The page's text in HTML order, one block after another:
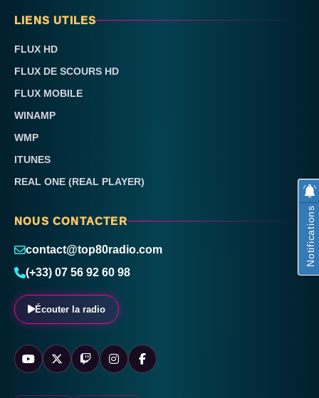
LIENS UTILES
FLUX HD
FLUX DE SCOURS HD
FLUX MOBILE
WINAMP
WMP
ITUNES
REAL ONE (REAL PLAYER)
NOUS CONTACTER
contact@top80radio.com
(+33) 07 56 92 60 98
Écouter la radio
Notifications